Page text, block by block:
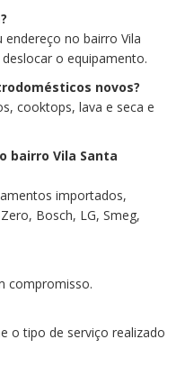
no bairro Vila
o equipamento.
novos?
cooktops, lava e seca e
bairro Vila Santa
importados,
Bosch, LG, Smeg,
compromisso.
o tipo de serviço realizado